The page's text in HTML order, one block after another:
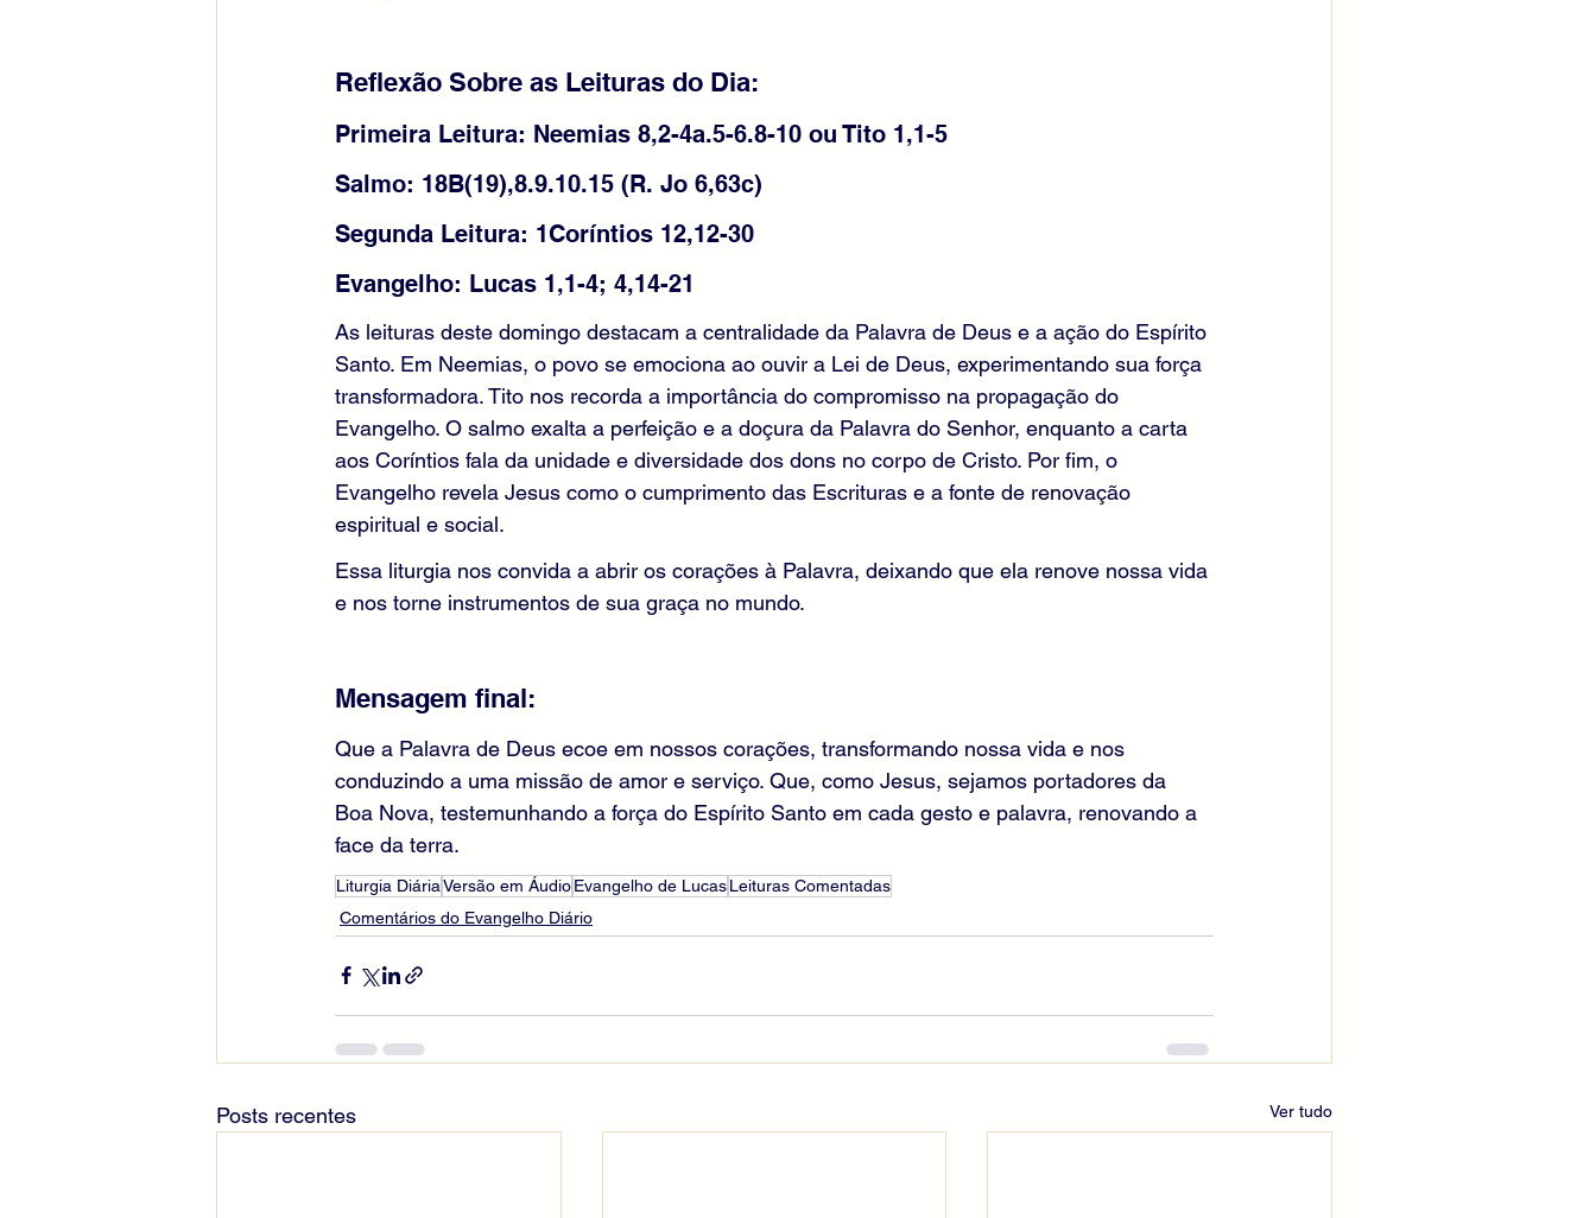
Reflexão Sobre as Leituras do Dia:
Primeira Leitura: Neemias 8,2-4a.5-6.8-10 ou Tito 1,1-5
Salmo: 18B(19),8.9.10.15 (R. Jo 6,63c)
Segunda Leitura: 1Coríntios 12,12-30
Evangelho: Lucas 1,1-4; 4,14-21
As leituras deste domingo destacam a centralidade da Palavra de Deus e a ação do Espírito
Santo. Em Neemias, o povo se emociona ao ouvir a Lei de Deus, experimentando sua força
transformadora. Tito nos recorda a importância do compromisso na propagação do
Evangelho. O salmo exalta a perfeição e a doçura da Palavra do Senhor, enquanto a carta
aos Coríntios fala da unidade e diversidade dos dons no corpo de Cristo. Por fim, o
Evangelho revela Jesus como o cumprimento das Escrituras e a fonte de renovação
espiritual e social.
Essa liturgia nos convida a abrir os corações à Palavra, deixando que ela renove nossa vida
e nos torne instrumentos de sua graça no mundo.
Mensagem final:
Que a Palavra de Deus ecoe em nossos corações, transformando nossa vida e nos
conduzindo a uma missão de amor e serviço. Que, como Jesus, sejamos portadores da
Boa Nova, testemunhando a força do Espírito Santo em cada gesto e palavra, renovando a
face da terra.
Liturgia DiáriaVersão em ÁudioEvangelho de LucasLeituras Comentadas
Comentários do Evangelho Diário
Posts recentes Ver tudo